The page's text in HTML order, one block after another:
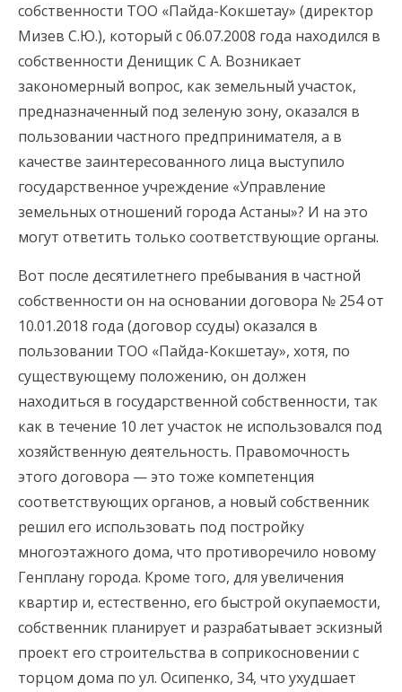
собственности ТОО «Пайда-Кокшетау» (директор
Мизев С.Ю.), который с 06.07.2008 года находился в
собственности Денищик С А. Возникает
закономерный вопрос, как земельный участок,
предназначенный под зеленую зону, оказался в
пользовании частного предпринимателя, а в
качестве заинтересованного лица выступило
государственное учреждение «Управление
земельных отношений города Астаны»? И на это
могут ответить только соответствующие органы.
Вот после десятилетнего пребывания в частной
собственности он на основании договора № 254 от
10.01.2018 года (договор ссуды) оказался в
пользовании ТОО «Пайда-Кокшетау», хотя, по
существующему положению, он должен
находиться в государственной собственности, так
как в течение 10 лет участок не использовался под
хозяйственную деятельность. Правомочность
этого договора — это тоже компетенция
соответствующих органов, а новый собственник
решил его использовать под постройку
многоэтажного дома, что противоречило новому
Генплану города. Кроме того, для увеличения
квартир и, естественно, его быстрой окупаемости,
собственник планирует и разрабатывает эскизный
проект его строительства в соприкосновении с
торцом дома по ул. Осипенко, 34, что ухудшает